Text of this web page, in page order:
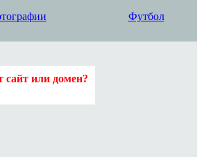
Футбол
сайт или домен?